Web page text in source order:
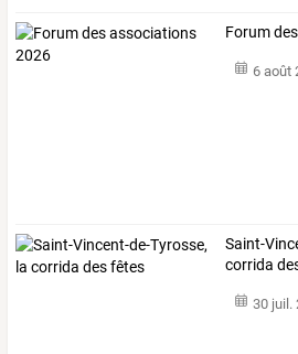
Forum
6 août
Saint-
corrida
30 juil.